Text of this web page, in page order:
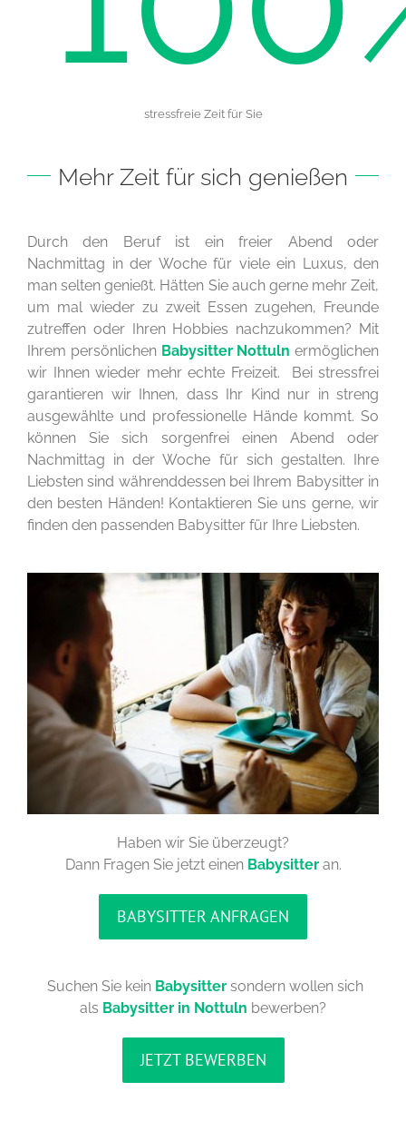
stressfreie Zeit für Sie
Mehr Zeit für sich genießen
Durch den Beruf ist ein freier Abend oder
Nachmittag in der Woche für viele ein Luxus, den
man selten genießt. Hätten Sie auch gerne mehr Zeit,
um mal wieder zu zweit Essen zugehen, Freunde
zutreffen oder Ihren Hobbies nachzukommen? Mit
Ihrem persönlichen Babysitter Nottuln ermöglichen
wir Ihnen wieder mehr echte Freizeit. Bei stressfrei
garantieren wir Ihnen, dass Ihr Kind nur in streng
ausgewählte und professionelle Hände kommt. So
können Sie sich sorgenfrei einen Abend oder
Nachmittag in der Woche für sich gestalten. Ihre
Liebsten sind währenddessen bei Ihrem Babysitter in
den besten Händen! Kontaktieren Sie uns gerne, wir
finden den passenden Babysitter für Ihre Liebsten.
Haben wir Sie überzeugt?
Dann Fragen Sie jetzt einen Babysitteran.
BABYSITTER ANFRAGEN
Suchen Sie kein Babysittersondern wollen sich
als Babysitter in Nottuln bewerben?
JETZT BEWERBEN